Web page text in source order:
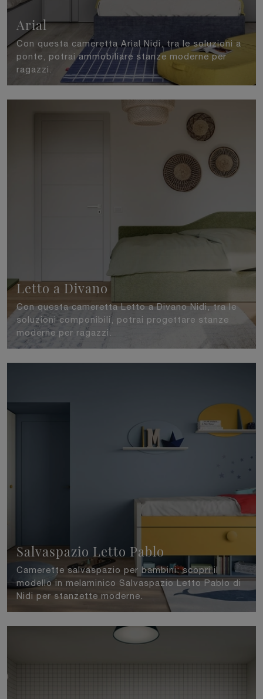
Arial
Con questa cameretta Arial Nidi, tra le soluzioni a
ponte, potrai ammobiliare stanze moderne per
ragazzi.
Letto a Divano
Con questa cameretta Letto a Divano Nidi, tra le
soluzioni componibili, potrai progettare stanze
moderne per ragazzi.
Salvaspazio Letto Pablo
Camerette salvaspazio per bambini: scopri il
modello in melaminico Salvaspazio Letto Pablo di
Nidi per stanzette moderne.